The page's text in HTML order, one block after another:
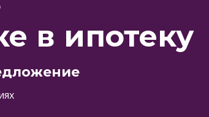
в ипотеку